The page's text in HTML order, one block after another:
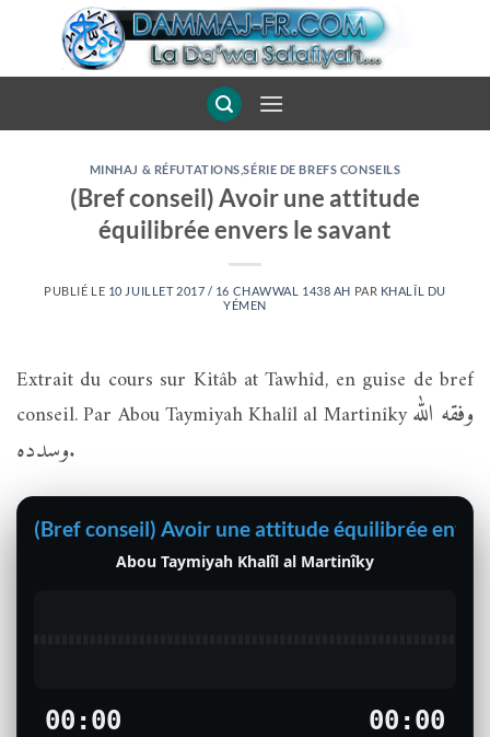
MINHAJ & RÉFUTATIONS ,SÉRIE DE BREFS CONSEILS
(Bref conseil) Avoir une attitude
équilibrée envers le savant
PUBLIÉ LE 10 JUILLET 2017 / 16 CHAWWAL 1438 AH PAR KHALÎL DU
YÉMEN
Extrait du cours sur Kitâb at Tawhîd, en guise de bref
conseil. Par Abou Taymiyah Khalîl al Martinîkyوفقه الله
وسدده.
(Bref conseil) Avoir une attitude équilibrée
Abou Taymiyah Khalîl al Martinîky
00:00 00:00